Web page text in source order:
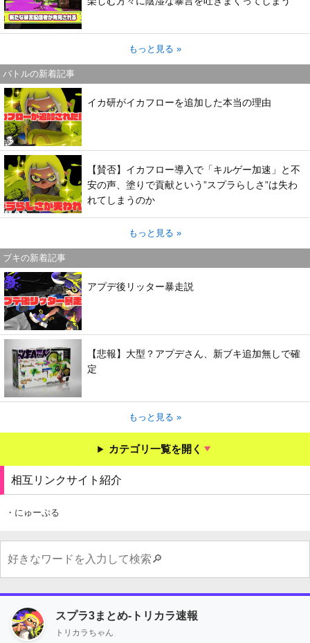
もっと見る »
バトルの新着記事
イカ研がイカフローを追加した本当の理由
【賛否】イカフロー導入で「キルゲー加速」と不
安の声、塗りで貢献という”スプラらしさ”は失わ
れてしまうのか
もっと見る »
ブキの新着記事
アプデ後リッター暴走説
【悲報】大型？アプデさん、新ブキ追加無しで確
定
もっと見る »
カテゴリ一覧を開く
相互リンクサイト紹介
・にゅーぷる
スプラ3まとめ-トリカラ速報
トリカラちゃん